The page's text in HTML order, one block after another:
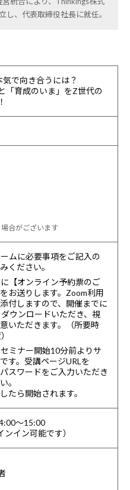
し、代表取締役社長に就任。
で向き合うには？
「育成のいま」をZ世代の
合がございます
ムに必要事項をご記入の
ください。
【オンライン予約票のご
お送りします。Zoom利用
付しますので、開催までに
ウンロードいただき、視
いただきます。（所要時
ミナー開始10分前よりサ
す。受講ページURLを
スワードをご入力いただき
。
たら開始されます。
～15:00
ンイン可能です）